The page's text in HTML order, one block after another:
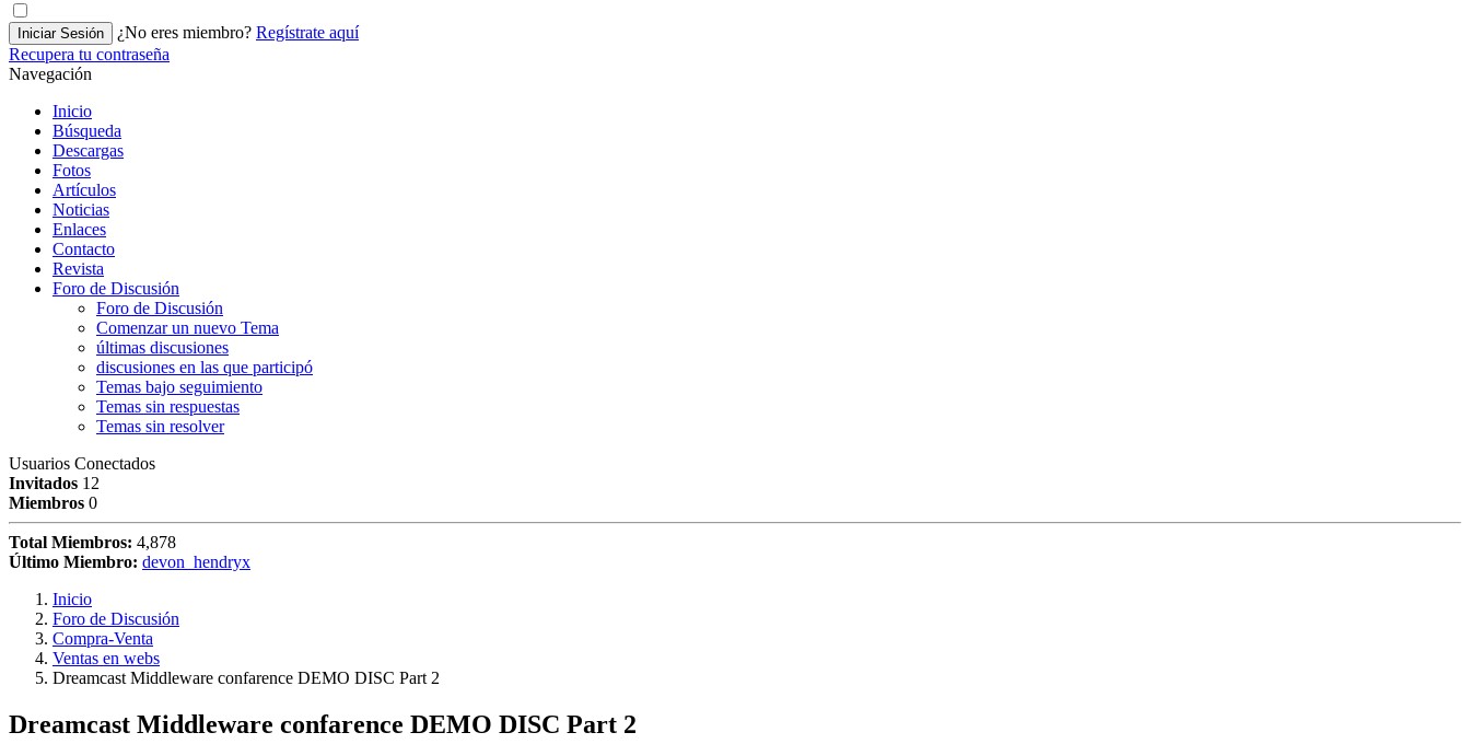
Iniciar Sesión ¿No eres miembro? Regístrate aquí
Recupera tu contraseña
Navegación
Inicio
Búsqueda
Descargas
Fotos
Artículos
Noticias
Enlaces
Contacto
Revista
Foro de Discusión
Foro de Discusión
Comenzar un nuevo Tema
últimas discusiones
discusiones en las que participó
Temas bajo seguimiento
Temas sin respuestas
Temas sin resolver
Usuarios Conectados
Invitados 12
Miembros 0
Total Miembros: 4,878
Último Miembro: devon_hendryx
Inicio
Foro de Discusión
Compra-Venta
Ventas en webs
Dreamcast Middleware confarence DEMO DISC Part 2
Dreamcast Middleware confarence DEMO DISC Part 2